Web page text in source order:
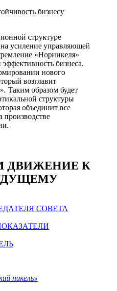
структуре
усиление управляющей
«Норникеля»
бизнеса.
нового
возглавит
Таким образом будет
структуры
объединит все
производстве
ДВИЖЕНИЕ К
СОВЕТА
никель»